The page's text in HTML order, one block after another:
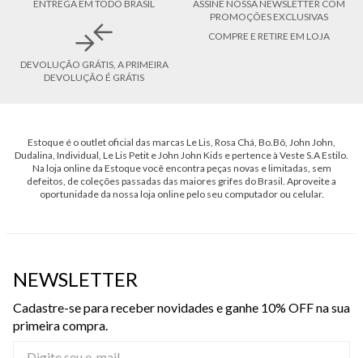
ENTREGA EM TODO BRASIL
ASSINE NOSSA NEWSLETTER COM
PROMOÇÕES EXCLUSIVAS
DEVOLUÇÃO GRÁTIS, A PRIMEIRA
DEVOLUÇÃO É GRÁTIS
COMPRE E RETIRE EM LOJA
Estoque é o outlet oficial das marcas Le Lis, Rosa Chá, Bo.Bô, John John,
Dudalina, Individual, Le Lis Petit e John John Kids e pertence à Veste S.A Estilo.
Na loja online da Estoque você encontra peças novas e limitadas, sem
defeitos, de coleções passadas das maiores grifes do Brasil. Aproveite a
oportunidade da nossa loja online pelo seu computador ou celular.
NEWSLETTER
Cadastre-se para receber novidades e ganhe 10% OFF na sua
primeira compra.